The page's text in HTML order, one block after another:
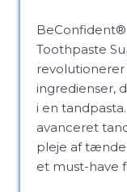
Toothpaste
ingredienser,
i en
avanceret
pleje af
et must-have